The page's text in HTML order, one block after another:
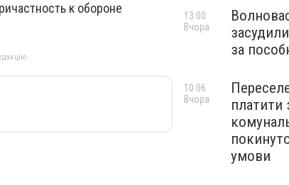
к обороне
за
13:00
Вчора
платити
умови
10:06
Вчора